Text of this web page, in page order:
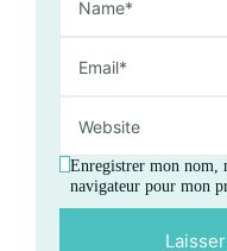
Enregistrer mon nom,
navigateur pour mon